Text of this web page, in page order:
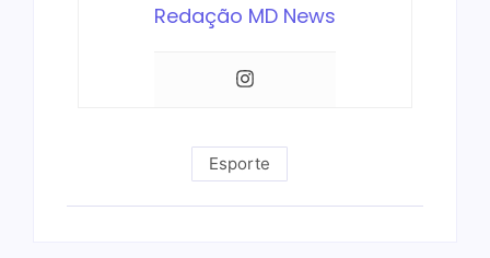
Redação MD News
Esporte